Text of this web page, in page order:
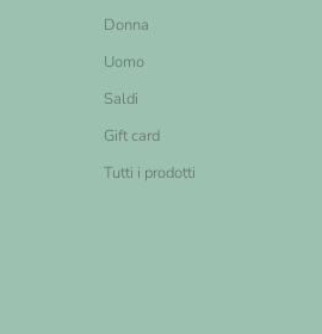
Donna
Uomo
Saldi
Gift card
Tutti i prodotti